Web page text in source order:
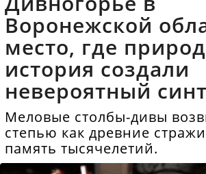
Воронежской
место, где
история создали
невероятный
Меловые столбы-дивы
степью как древние
память тысячелетий.